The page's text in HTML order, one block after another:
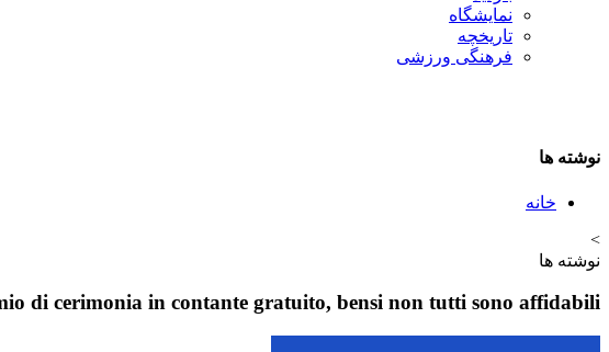
نمایشگاه
تاريخچه
فرهنگی ورزشی
نوشته ها
خانه
>
نوشته ها
di cerimonia in contante gratuito, bensi non tutti sono affidabili